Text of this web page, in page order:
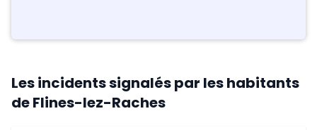
Les incidents signalés par les habitants
de Flines-lez-Raches